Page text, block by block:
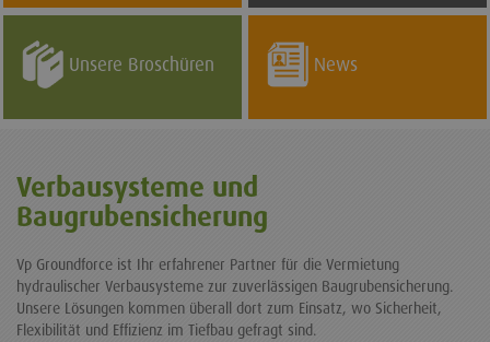
Unsere Broschüren News
Verbausysteme und
Baugrubensicherung
Vp Groundforce ist Ihr erfahrener Partner für die Vermietung
hydraulischer Verbausysteme zur zuverlässigen Baugrubensicherung.
Unsere Lösungen kommen überall dort zum Einsatz, wo Sicherheit,
Flexibilität und Effizienz im Tiefbau gefragt sind.